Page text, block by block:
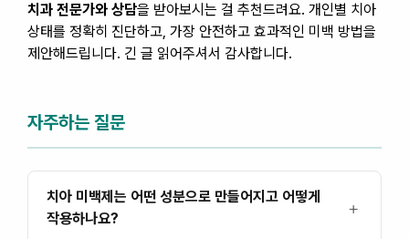
치과 전문가와 상담을 받아보시는 걸 추천드려요. 개인별 치아
상태를 정확히 진단하고, 가장 안전하고 효과적인 미백 방법을
제안해드립니다. 긴 글 읽어주셔서 감사합니다.
자주하는 질문
치아 미백제는 어떤 성분으로 만들어지고 어떻게
작용하나요?